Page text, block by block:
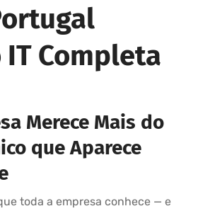
IT Completa
Merece Mais do
que Aparece
toda a empresa conhece — e